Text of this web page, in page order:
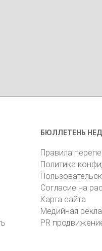
БЮЛЛЕТЕНЬ
Правила
Политика
Согласие на
Карта сайта
Медийная
PR